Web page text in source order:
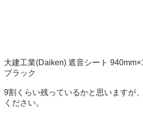
大建工業(Daiken) 遮音シート
ブラック
9割くらい残っているかと思いますが
ください。